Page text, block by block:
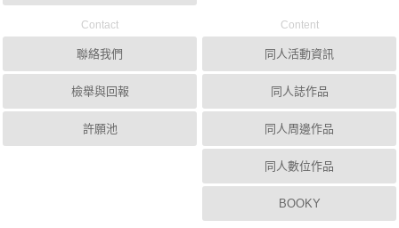
Contact
聯絡我們
檢舉與回報
許願池
Content
同人活動資訊
同人誌作品
同人周邊作品
同人數位作品
BOOKY